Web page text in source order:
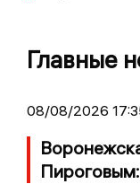
Главные
08/08/2026